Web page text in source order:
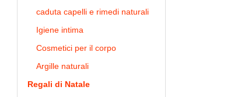
caduta capelli e rimedi naturali
Igiene intima
Cosmetici per il corpo
Argille naturali
Regali di Natale